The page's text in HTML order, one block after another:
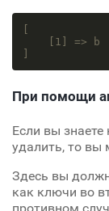
[1]
=> b
При помощи
Если вы
удалить, то вы
Здесь вы
как ключи во